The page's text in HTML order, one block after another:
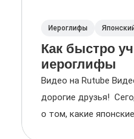
Иероглифы
Как быстро
иероглифы
Видео на Rutube
дорогие друзья!
о том, какие